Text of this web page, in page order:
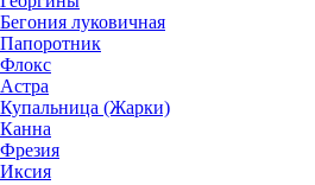
Бегония луковичная
Папоротник
Флокс
Астра
Купальница (Жарки)
Канна
Фрезия
Иксия